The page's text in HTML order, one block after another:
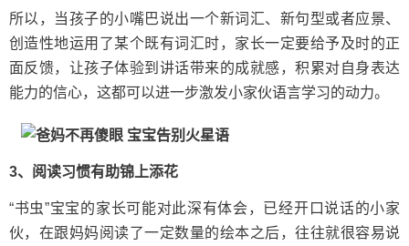
所以，当孩子的小嘴巴说出一个新词汇、新句型或者应景、
创造性地运用了某个既有词汇时，家长一定要给予及时的正
面反馈，让孩子体验到讲话带来的成就感，积累对自身表达
能力的信心，这都可以进一步激发小家伙语言学习的动力。
3、阅读习惯有助锦上添花
“书虫”宝宝的家长可能对此深有体会，已经开口说话的小家
伙，在跟妈妈阅读了一定数量的绘本之后，往往就很容易说